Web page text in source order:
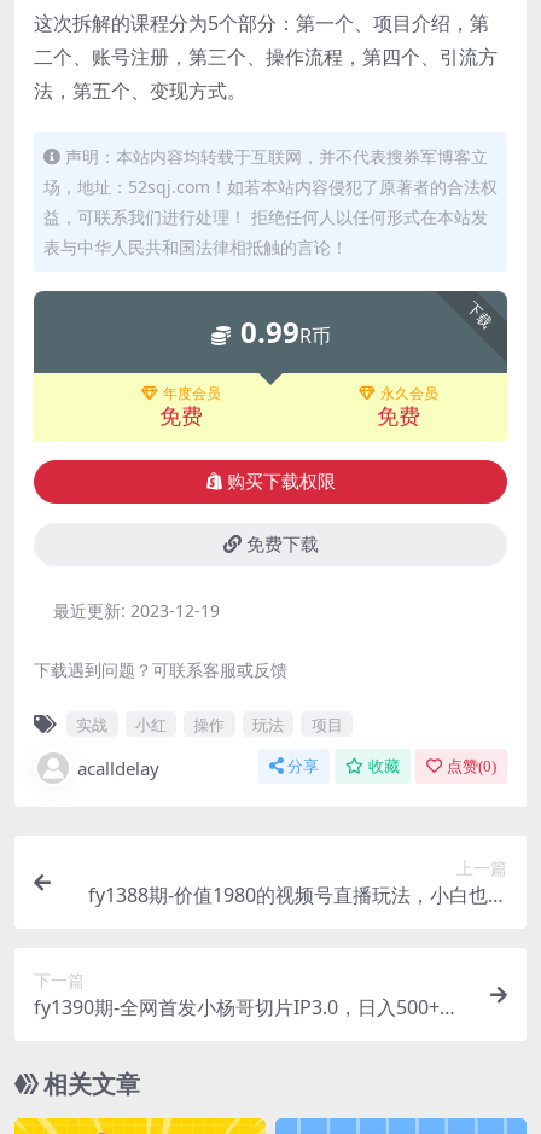
这次拆解的课程分为5个部分：第一个、项目介绍，第
二个、账号注册，第三个、操作流程，第四个、引流方
法，第五个、变现方式。
声明：本站内容均转载于互联网，并不代表搜券军博客立
场，地址：52sqj.com！如若本站内容侵犯了原著者的合法权
益，可联系我们进行处理！ 拒绝任何人以任何形式在本站发
表与中华人民共和国法律相抵触的言论！
下载
0.99R币
年度会员
免费
永久会员
免费
购买下载权限
免费下载
最近更新: 2023-12-19
下载遇到问题？可联系客服或反馈
实战 小红 操作 玩法 项目
acalldelay 分享 收藏 点赞(0)
上一篇
fy1388期-价值1980的视频号直播玩法，小白也可
下一篇
fy1390期-全网首发小杨哥切片IP3.0，日入500+，
造个人IP，轻松实现日入500+”)
相关文章